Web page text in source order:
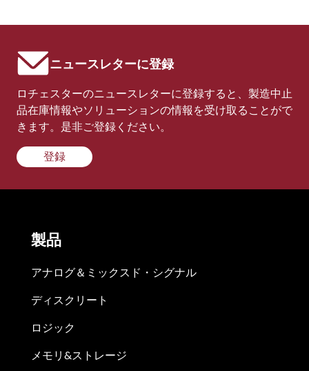
ニュースレターに登録
ロチェスターのニュースレターに登録すると、製造中止
品在庫情報やソリューションの情報を受け取ることがで
きます。是非ご登録ください。
登録
製品
アナログ＆ミックスド・シグナル
ディスクリート
ロジック
メモリ&ストレージ